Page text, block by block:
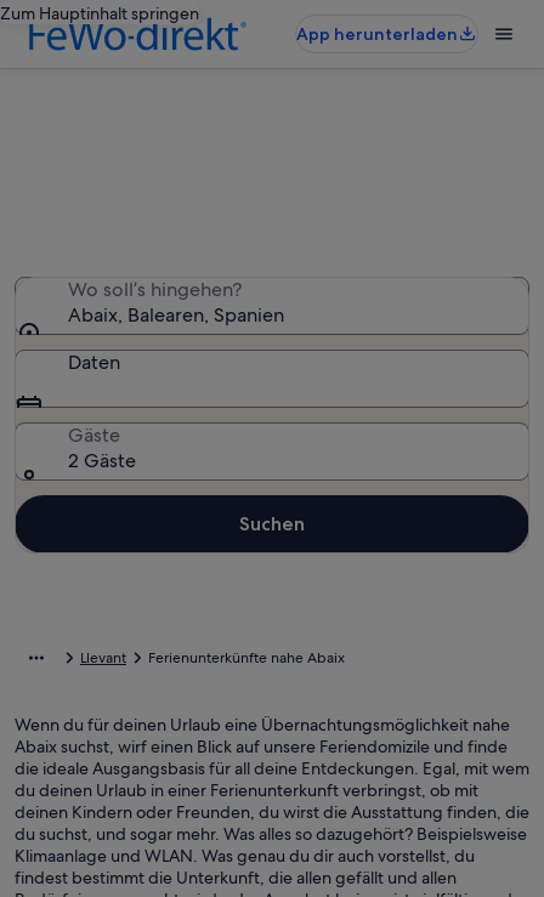
Zum Hauptinhalt springen
App herunterladen
Wo soll’s hingehen?
Abaix, Balearen, Spanien
Daten
Gäste
2 Gäste
Suchen
Llevant Ferienunterkünfte nahe Abaix
Wenn du für deinen Urlaub eine Übernachtungsmöglichkeit nahe
Abaix suchst, wirf einen Blick auf unsere Feriendomizile und finde
die ideale Ausgangsbasis für all deine Entdeckungen. Egal, mit wem
du deinen Urlaub in einer Ferienunterkunft verbringst, ob mit
deinen Kindern oder Freunden, du wirst die Ausstattung finden, die
du suchst, und sogar mehr. Was alles so dazugehört? Beispielsweise
Klimaanlage und WLAN. Was genau du dir auch vorstellst, du
findest bestimmt die Unterkunft, die allen gefällt und allen